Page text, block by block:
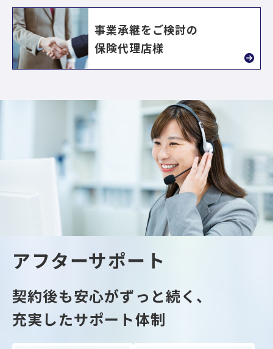
事業承継をご検討の
保険代理店様
アフターサポート
契約後も安心がずっと続く、
充実したサポート体制